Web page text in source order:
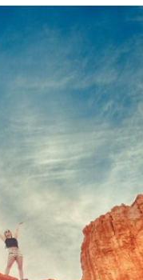
ャ
内でも、使うことや
があるクレジットカ
ン・エキスプレス
行保険や提携ホテ
るだけでメリット
たは」アメリカン
つことにメリット
てアメリカン・エ
ドを持って旅行に行
参考記事です。 結
外旅行をグレードア
アメ ...
つ